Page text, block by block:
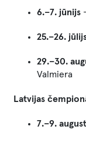
6.–7. jūnijs
25.–26.
29.–30.
Valmiera
Latvijas
7.–9.